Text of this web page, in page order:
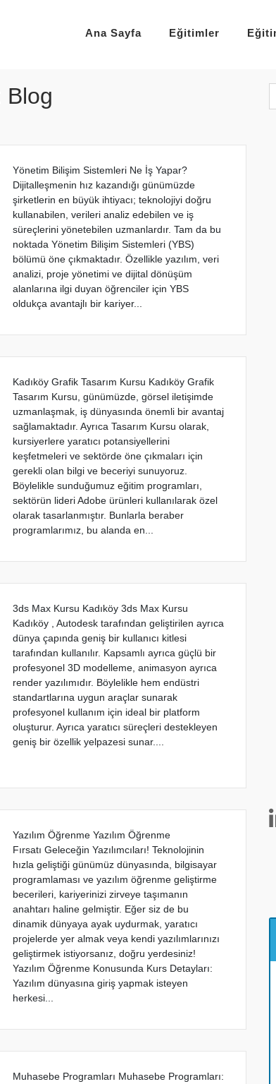
Ana Sayfa Eğitimler
Blog
Yönetim Bilişim Sistemleri Ne İş Yapar?
Dijitalleşmenin hız kazandığı günümüzde
şirketlerin en büyük ihtiyacı; teknolojiyi doğru
kullanabilen, verileri analiz edebilen ve iş
süreçlerini yönetebilen uzmanlardır. Tam da bu
noktada Yönetim Bilişim Sistemleri (YBS)
bölümü öne çıkmaktadır. Özellikle yazılım, veri
analizi, proje yönetimi ve dijital dönüşüm
alanlarına ilgi duyan öğrenciler için YBS
oldukça avantajlı bir kariyer...
Kadıköy Grafik Tasarım Kursu Kadıköy Grafik
Tasarım Kursu, günümüzde, görsel iletişimde
uzmanlaşmak, iş dünyasında önemli bir avantaj
sağlamaktadır. Ayrıca Tasarım Kursu olarak,
kursiyerlere yaratıcı potansiyellerini
keşfetmeleri ve sektörde öne çıkmaları için
gerekli olan bilgi ve beceriyi sunuyoruz.
Böylelikle sunduğumuz eğitim programları,
sektörün lideri Adobe ürünleri kullanılarak özel
olarak tasarlanmıştır. Bunlarla beraber
programlarımız, bu alanda en...
3ds Max Kursu Kadıköy 3ds Max Kursu
Kadıköy , Autodesk tarafından geliştirilen ayrıca
dünya çapında geniş bir kullanıcı kitlesi
tarafından kullanılır. Kapsamlı ayrıca güçlü bir
profesyonel 3D modelleme, animasyon ayrıca
render yazılımıdır. Böylelikle hem endüstri
standartlarına uygun araçlar sunarak
profesyonel kullanım için ideal bir platform
oluşturur. Ayrıca yaratıcı süreçleri destekleyen
geniş bir özellik yelpazesi sunar....
Yazılım Öğrenme Yazılım Öğrenme
Fırsatı Geleceğin Yazılımcıları! Teknolojinin
hızla geliştiği günümüz dünyasında, bilgisayar
programlaması ve yazılım öğrenme geliştirme
becerileri, kariyerinizi zirveye taşımanın
anahtarı haline gelmiştir. Eğer siz de bu
dinamik dünyaya ayak uydurmak, yaratıcı
projelerde yer almak veya kendi yazılımlarınızı
geliştirmek istiyorsanız, doğru yerdesiniz!
Yazılım Öğrenme Konusunda Kurs Detayları:
Yazılım dünyasına giriş yapmak isteyen
herkesi...
Muhasebe Programları Muhasebe Programları: